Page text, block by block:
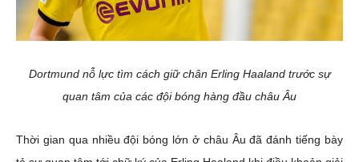
Dortmund nỗ lực tìm cách giữ chân Erling Haaland trước sự
quan tâm của các đội bóng hàng đầu châu Âu
Thời gian qua nhiều đội bóng lớn ở châu Âu đã đánh tiếng bày